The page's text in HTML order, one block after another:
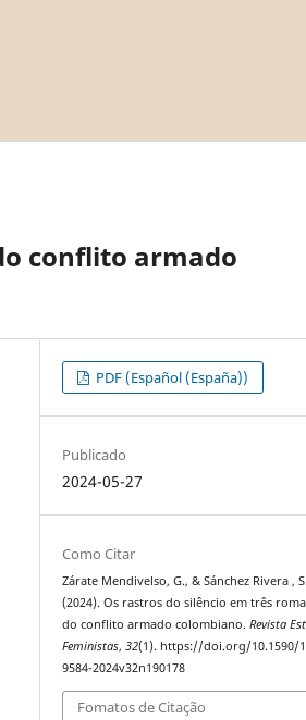
conflito armado
PDF (Español (España))
Publicado
2024-05-27
Como Citar
Zárate Mendivelso, G., & Sánchez Rivera ,
(2024). Os rastros do silêncio em três
do conflito armado colombiano.Revista
Feministas,32(1). https://doi.org/10.1590/
9584-2024v32n190178
Fomatos de Citação